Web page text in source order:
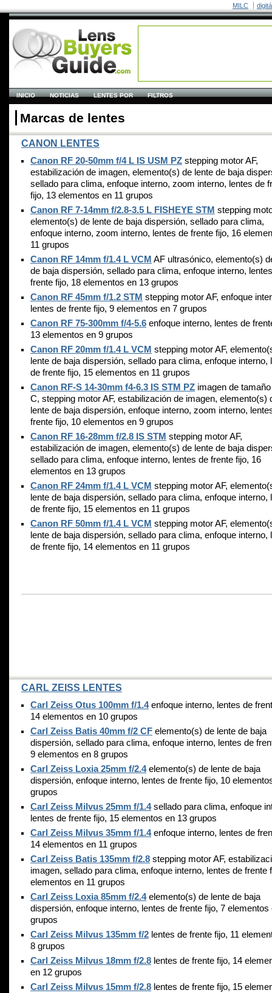
MILC
INICIO NOTICIAS LENTES POR FILTROS
Marcas de lentes
CANON LENTES
Canon RF 20-50mm f/4 L IS USM PZ stepping motor AF,
estabilización de imagen, elemento(s) de lente de baja
sellado para clima, enfoque interno, zoom interno, lentes de
fijo, 13 elementos en 11 grupos
Canon RF 7-14mm f/2.8-3.5 L FISHEYE STM stepping
elemento(s) de lente de baja dispersión, sellado para clima,
enfoque interno, zoom interno, lentes de frente fijo, 16
11 grupos
Canon RF 14mm f/1.4 L VCM AF ultrasónico, elemento(s)
de baja dispersión, sellado para clima, enfoque interno,
frente fijo, 18 elementos en 13 grupos
Canon RF 45mm f/1.2 STM stepping motor AF, enfoque
lentes de frente fijo, 9 elementos en 7 grupos
Canon RF 75-300mm f/4-5.6 enfoque interno, lentes de
13 elementos en 9 grupos
Canon RF 20mm f/1.4 L VCM stepping motor AF,
lente de baja dispersión, sellado para clima, enfoque interno,
de frente fijo, 15 elementos en 11 grupos
Canon RF-S 14-30mm f4-6.3 IS STM PZ imagen de
C, stepping motor AF, estabilización de imagen, elemento(s)
lente de baja dispersión, enfoque interno, zoom interno,
frente fijo, 10 elementos en 9 grupos
Canon RF 16-28mm f/2.8 IS STM stepping motor AF,
estabilización de imagen, elemento(s) de lente de baja
sellado para clima, enfoque interno, lentes de frente fijo, 16
elementos en 13 grupos
Canon RF 24mm f/1.4 L VCM stepping motor AF,
lente de baja dispersión, sellado para clima, enfoque interno,
de frente fijo, 15 elementos en 11 grupos
Canon RF 50mm f/1.4 L VCM stepping motor AF,
lente de baja dispersión, sellado para clima, enfoque interno,
de frente fijo, 14 elementos en 11 grupos
CARL ZEISS LENTES
Carl Zeiss Otus 100mm f/1.4enfoque interno, lentes de
14 elementos en 10 grupos
Carl Zeiss Batis 40mm f/2 CF elemento(s) de lente de baja
dispersión, sellado para clima, enfoque interno, lentes de
9 elementos en 8 grupos
Carl Zeiss Loxia 25mm f/2.4elemento(s) de lente de baja
dispersión, enfoque interno, lentes de frente fijo, 10
grupos
Carl Zeiss Milvus 25mm f/1.4sellado para clima, enfoque
lentes de frente fijo, 15 elementos en 13 grupos
Carl Zeiss Milvus 35mm f/1.4enfoque interno, lentes de
14 elementos en 11 grupos
Carl Zeiss Batis 135mm f/2.8 stepping motor AF,
imagen, sellado para clima, enfoque interno, lentes de frente
elementos en 11 grupos
Carl Zeiss Loxia 85mm f/2.4elemento(s) de lente de baja
dispersión, enfoque interno, lentes de frente fijo, 7 elementos
grupos
Carl Zeiss Milvus 135mm f/2 lentes de frente fijo, 11
8 grupos
Carl Zeiss Milvus 18mm f/2.8 lentes de frente fijo, 14
en 12 grupos
Carl Zeiss Milvus 15mm f/2.8 lentes de frente fijo, 15